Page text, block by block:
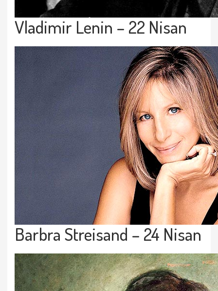
Vladimir Lenin – 22 Nisan
Barbra Streisand – 24 Nisan